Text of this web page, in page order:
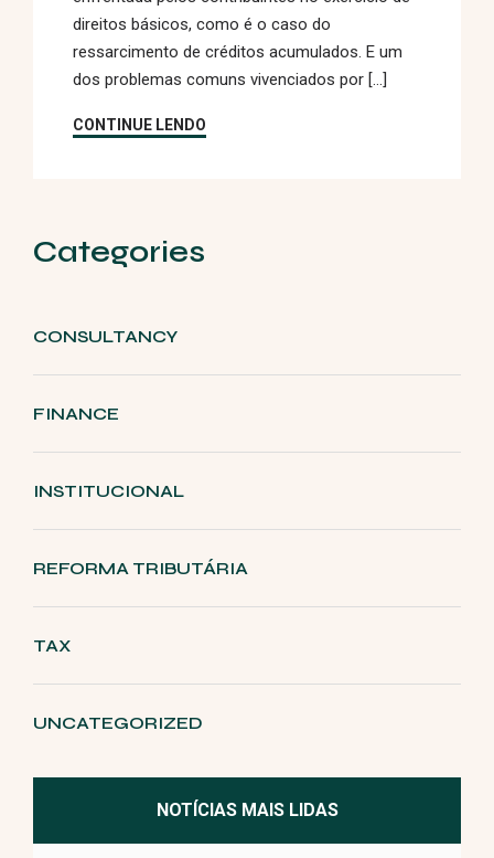
direitos básicos, como é o caso do
ressarcimento de créditos acumulados. E um
dos problemas comuns vivenciados por […]
CONTINUE LENDO
Categories
CONSULTANCY
FINANCE
INSTITUCIONAL
REFORMA TRIBUTÁRIA
TAX
UNCATEGORIZED
NOTÍCIAS MAIS LIDAS